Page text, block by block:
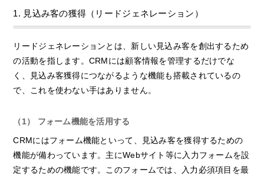
1. 見込み客の獲得（リードジェネレーション）
リードジェネレーションとは、新しい見込み客を創出するため
の活動を指します。CRMには顧客情報を管理するだけでな
く、見込み客獲得につながるような機能も搭載されているの
で、これを使わない手はありません。
（1） フォーム機能を活用する
CRMにはフォーム機能といって、見込み客を獲得するための
機能が備わっています。主にWebサイト等に入力フォームを設
定するための機能です。このフォームでは、入力必須項目を最